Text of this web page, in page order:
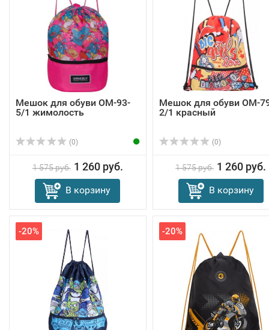
Мешок для обуви OM-93-
5/1 жимолость
(0)
1 575 руб. 1 260 руб.
В корзину
Мешок для обуви OM-
2/1 красный
(0)
1 575 руб. 1 260 руб.
В корзину
-20% -20%